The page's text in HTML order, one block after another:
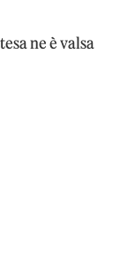
ne è valsa